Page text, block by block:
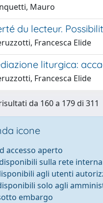
Mauro
du lecteur.
Francesca Elide
liturgica:
Francesca Elide
da 160 a 179 di 311
icone
accesso aperto
sulla rete interna
agli utenti
solo agli
embargo